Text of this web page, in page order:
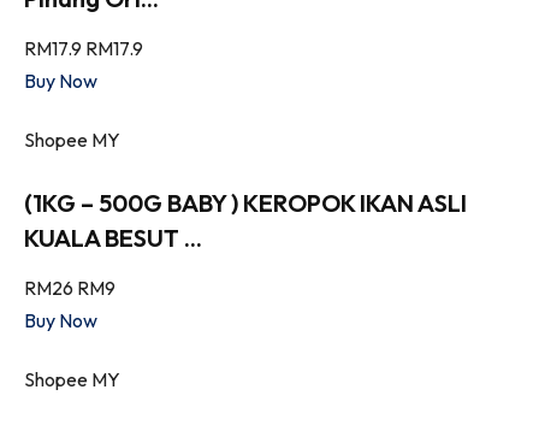
RM17.9 RM17.9
Buy Now
Shopee MY
(1KG – 500G BABY ) KEROPOK IKAN ASLI
KUALA BESUT ...
RM26 RM9
Buy Now
Shopee MY